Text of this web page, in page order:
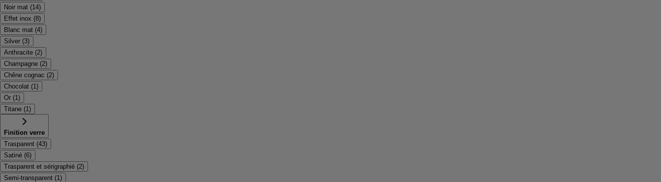
Noir mat (14)
Effet inox (8)
Blanc mat (4)
Silver (3)
Anthracite (2)
Champagne (2)
Chêne cognac (2)
Chocolat (1 )
Or (1 )
Titane (1 )
Finition verre
Trasparent (43)
Satiné (6)
Trasparent et sérigraphié (2)
Semi-transparent (1 )